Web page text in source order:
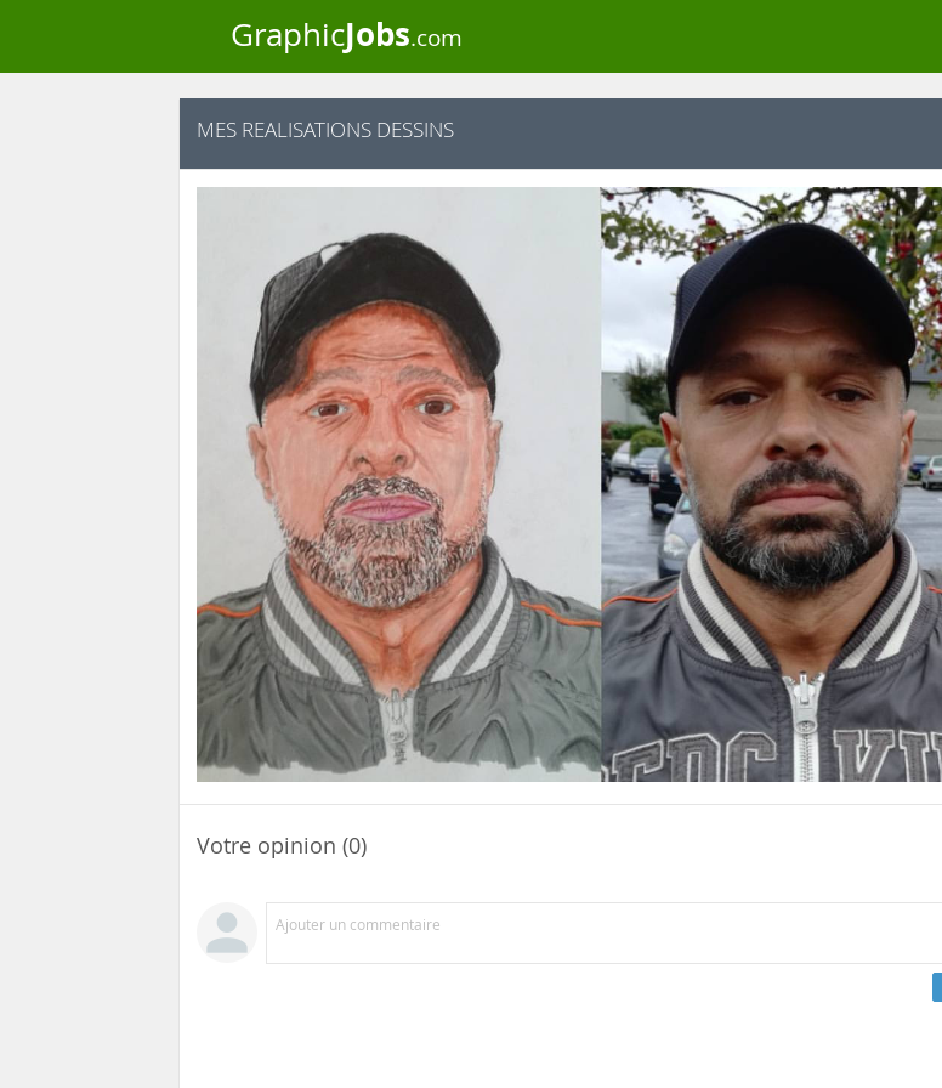
GraphicJobs.com
MES REALISATIONS DESSINS
Votre opinion (0)
Ajouter un commentaire